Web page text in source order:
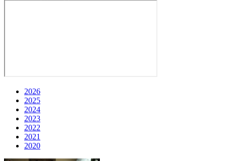
2026
2025
2024
2023
2022
2021
2020